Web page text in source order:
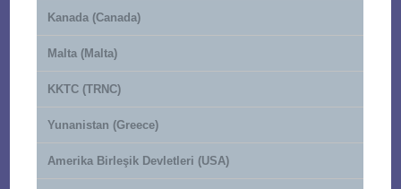
Kanada (Canada)
Malta (Malta)
KKTC (TRNC)
Yunanistan (Greece)
Amerika Birleşik Devletleri (USA)